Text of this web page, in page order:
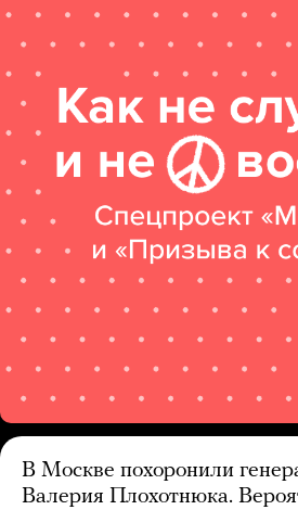
В Москве похоронили
Валерия Плохотнюка.